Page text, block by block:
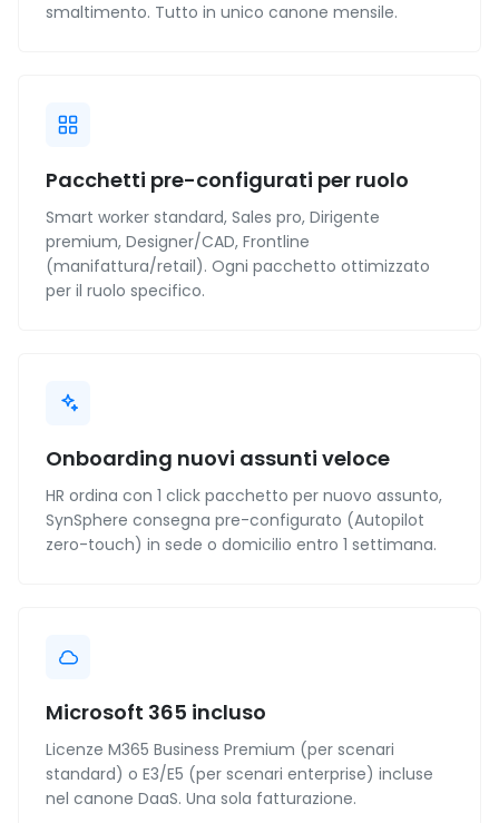
smaltimento. Tutto in unico canone mensile.
Pacchetti pre-configurati per ruolo
Smart worker standard, Sales pro, Dirigente
premium, Designer/CAD, Frontline
(manifattura/retail). Ogni pacchetto ottimizzato
per il ruolo specifico.
Onboarding nuovi assunti veloce
HR ordina con 1 click pacchetto per nuovo assunto,
SynSphere consegna pre-configurato (Autopilot
zero-touch) in sede o domicilio entro 1 settimana.
Microsoft 365 incluso
Licenze M365 Business Premium (per scenari
standard) o E3/E5 (per scenari enterprise) incluse
nel canone DaaS. Una sola fatturazione.